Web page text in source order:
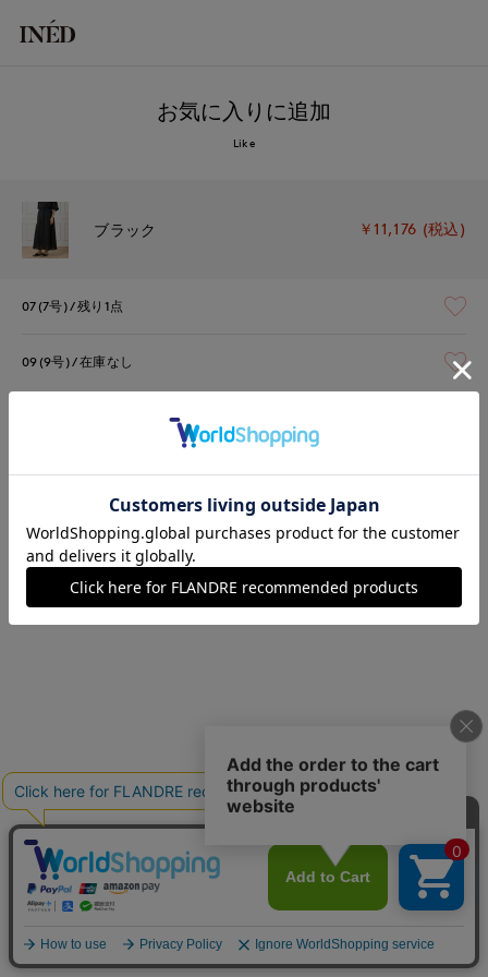
お気に入りに追加
Like
ブラック ￥11,176 (税込)
07(7号) 残り1点
09(9号) 在庫なし